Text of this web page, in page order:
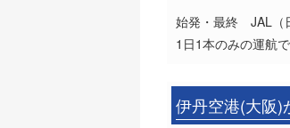
始発・最終 JAL（
1日1本のみの運航で
伊丹空港(大阪)